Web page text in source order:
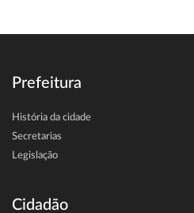
Prefeitura
História da cidade
Secretarias
Legislação
Cidadão